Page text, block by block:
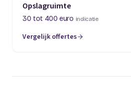
Opslagruimte
30 tot 400 euro indicatie
Vergelijk offertes
(opent in een nieuw tabblad)